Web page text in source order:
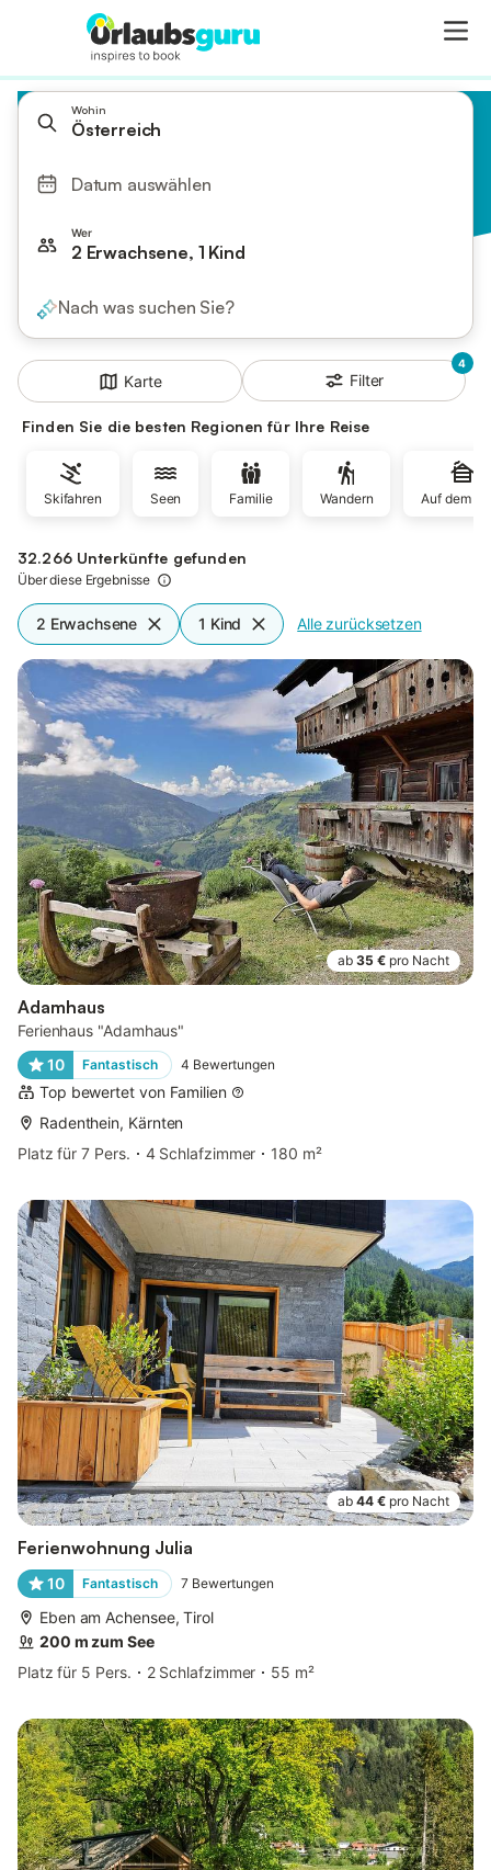
Wohin
Österreich
Datum auswählen
Wer
2 Erwachsene, 1 Kind
Nach was suchen Sie?
Karte
4
Filter
Finden Sie die besten Regionen für Ihre Reise
Skifahren Seen Familie Wandern Auf dem
32.266 Unterkünfte gefunden
Über diese Ergebnisse
2 Erwachsene 1 Kind Alle zurücksetzen
ab 35 € pro Nacht
Adamhaus
Ferienhaus "Adamhaus"
10
Fantastisch 4 Bewertungen
Top bewertet von Familien
Radenthein, Kärnten
Platz für 7 Pers.
4 Schlafzimmer 180 m²
ab 44 € pro Nacht
Ferienwohnung Julia
10 Fantastisch 7 Bewertungen
Eben am Achensee, Tirol
200 m zum See
Platz für 5 Pers.
2 Schlafzimmer 55 m²